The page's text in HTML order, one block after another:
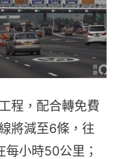
程，配合轉免費
將減至6條，往
小時50公里；